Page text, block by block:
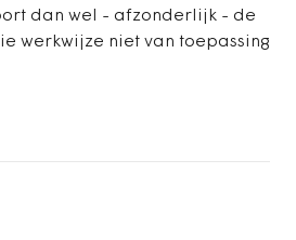
dan wel - afzonderlijk - de
werkwijze niet van toepassing